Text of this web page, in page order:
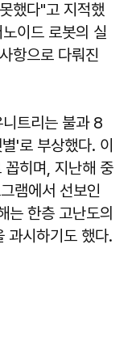
했다"고 지적했
이드 로봇의 실
항으로 다뤄진
트리는 불과 8
'로 부상했다. 이
히며, 지난해 중
램에서 선보인
는 한층 고난도의
과시하기도 했다.